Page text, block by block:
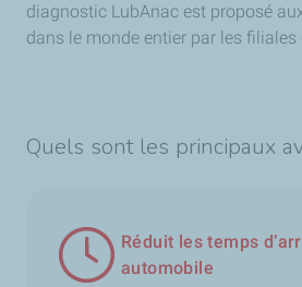
diagnostic LubAnac est proposé
dans le monde entier par les filiales
Quels sont les principaux
Réduit les temps
automobile